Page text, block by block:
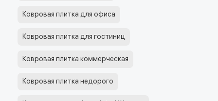
Ковровая плитка для офиса
Ковровая плитка для гостиниц
Ковровая плитка коммерческая
Ковровая плитка недорого